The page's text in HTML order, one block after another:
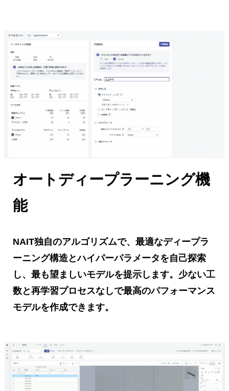
オートディープラーニング機
能
NAIT独自のアルゴリズムで、最適なディープラ
ーニング構造とハイパーパラメータを自己探索
し、最も望ましいモデルを提示します。少ない工
数と再学習プロセスなしで最高のパフォーマンス
モデルを作成できます。